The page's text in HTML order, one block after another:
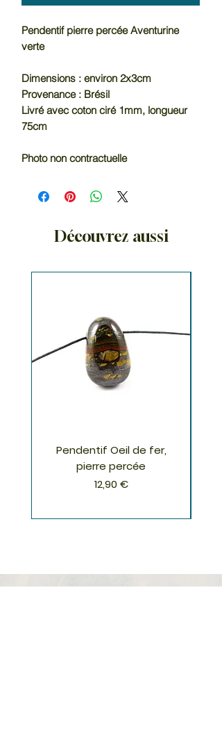
Pendentif pierre percée Aventurine
verte
Dimensions : environ 2x3cm
Provenance : Brésil
Livré avec coton ciré 1mm, longueur
75cm
Photo non contractuelle
Découvrez aussi
Pendentif Oeil de fer,
pierre percée
Prix
12,90 €